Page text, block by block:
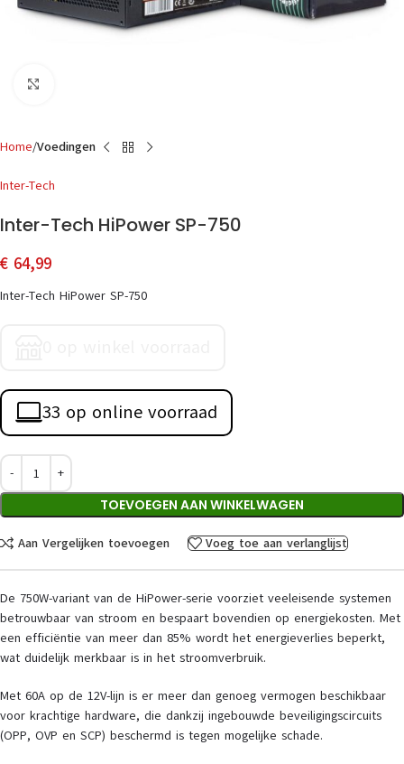
Home Voedingen
Inter-Tech
Inter-Tech HiPower SP-750
€ 64,99
Inter-Tech HiPower SP-750
33 op online voorraad
TOEVOEGEN AAN WINKELWAGEN
Aan Vergelijken toevoegen Voeg toe aan verlanglijst
De 750W-variant van de HiPower-serie voorziet veeleisende systemen
betrouwbaar van stroom en bespaart bovendien op energiekosten. Met
een efficiëntie van meer dan 85% wordt het energieverlies beperkt,
wat duidelijk merkbaar is in het stroomverbruik.
Met 60A op de 12V-lijn is er meer dan genoeg vermogen beschikbaar
voor krachtige hardware, die dankzij ingebouwde beveiligingscircuits
(OPP, OVP en SCP) beschermd is tegen mogelijke schade.